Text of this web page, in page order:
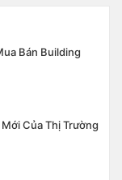
Bán Building
Của Thị Trường